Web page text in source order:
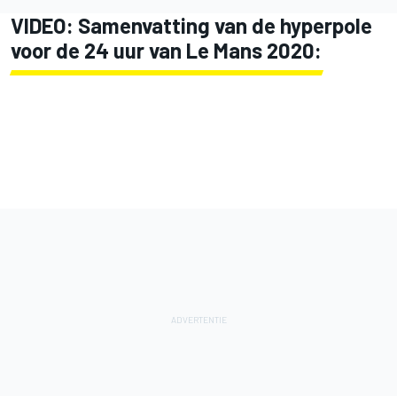
VIDEO: Samenvatting van de hyperpole
voor de 24 uur van Le Mans 2020: